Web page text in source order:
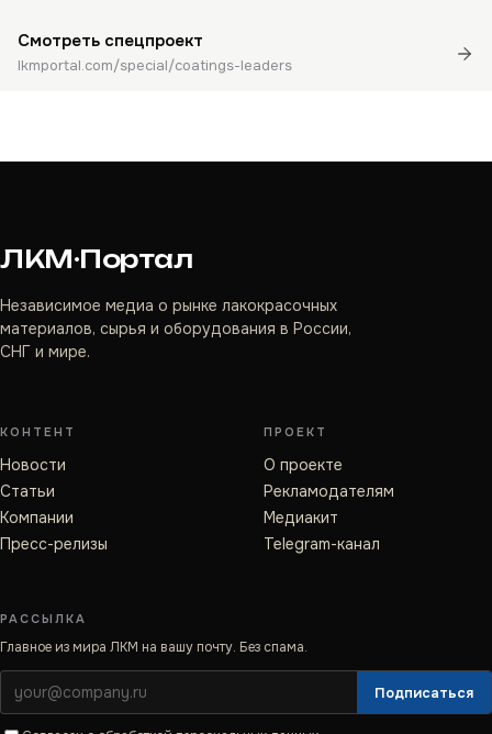
Смотреть спецпроект
lkmportal.com/special/coatings-leaders
ЛКМ·Портал
Независимое медиа о рынке лакокрасочных
материалов, сырья и оборудования в России,
СНГ и мире.
КОНТЕНТ
Новости
Статьи
Компании
Пресс-релизы
ПРОЕКТ
О проекте
Рекламодателям
Медиакит
Telegram-канал
РАССЫЛКА
Главное из мира ЛКМ на вашу почту. Без спама.
Подписаться